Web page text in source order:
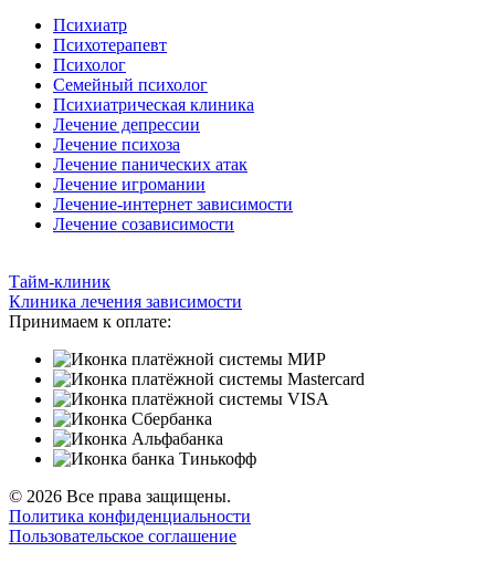
Психиатр
Психотерапевт
Психолог
Семейный психолог
Психиатрическая клиника
Лечение депрессии
Лечение психоза
Лечение панических атак
Лечение игромании
Лечение-интернет зависимости
Лечение созависимости
Тайм-клиник
Клиника лечения зависимости
Принимаем к оплате:
© 2026 Все права защищены.
Политика конфиденциальности
Пользовательское соглашение